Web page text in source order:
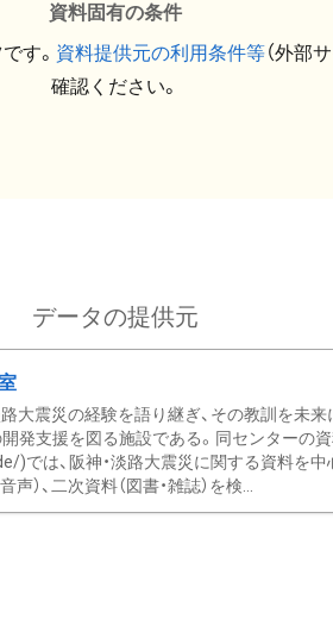
資料固有の条件
す。 資料提供元の利用条件等（外部
確認ください。
データの提供元
路大震災の経験を語り継ぎ、その教訓を未
開発支援を図る施設である。同センターの
は、阪神・淡路大震災に関する資料を中
）、二次資料（図書・雑誌）を検...